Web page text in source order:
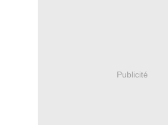
Publicité